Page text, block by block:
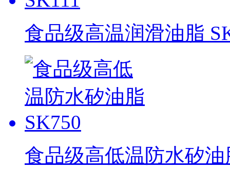
食品级高温润滑油脂
食品级高低温防水矽油